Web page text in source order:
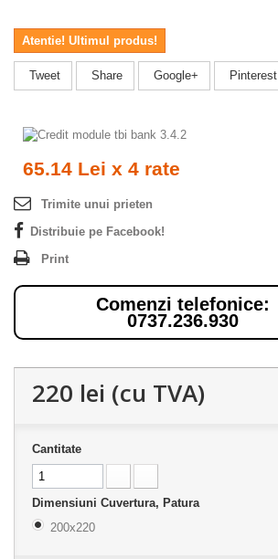
Atentie! Ultimul produs!
Tweet Share Google+ Pinterest
65.14 Lei x 4 rate
Trimite unui prieten
Distribuie pe Facebook!
Print
Comenzi telefonice:
0737.236.930
220 lei (cu TVA)
Cantitate
Dimensiuni Cuvertura, Patura
200x220